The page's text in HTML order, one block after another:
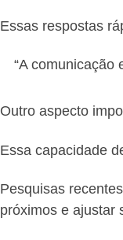
Essas respostas
“A comunicação
Outro aspecto
Essa capacidade
Pesquisas
próximos e ajustar